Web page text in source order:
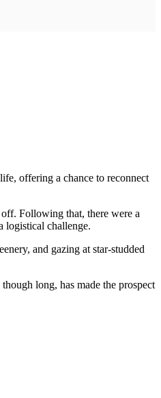
offering a chance to reconnect
Following that, there were a
logistical challenge.
and gazing at star-studded
long, has made the prospect